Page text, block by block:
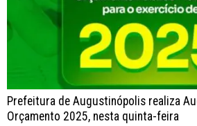
Prefeitura de Augustinópolis realiza
Orçamento 2025, nesta quinta-feira